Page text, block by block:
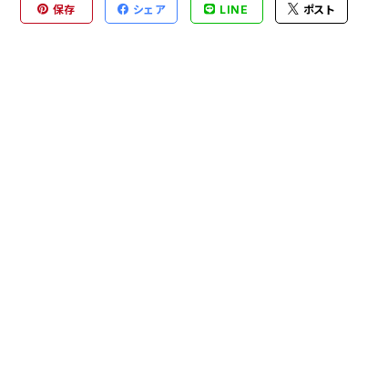
保存 シェア LINE ポスト